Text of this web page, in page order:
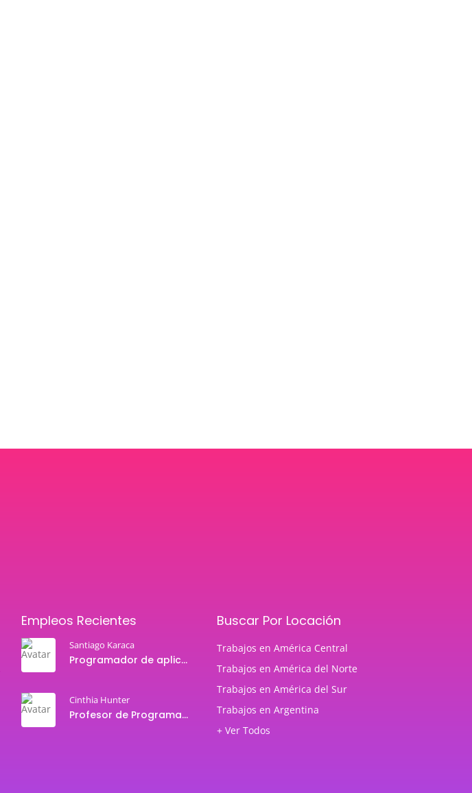
Empleos Recientes
Santiago Karaca
Programador de aplicaciones Android
Cinthia Hunter
Profesor de Programación Java
Buscar Por Locación
Trabajos en América Central
Trabajos en América del Norte
Trabajos en América del Sur
Trabajos en Argentina
+ Ver Todos